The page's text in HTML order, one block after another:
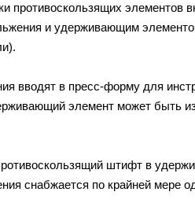
противоскользящих элементов
и удерживающим
вводят в пресс-форму для
элемент может быть
штифт в
снабжается по крайней мере